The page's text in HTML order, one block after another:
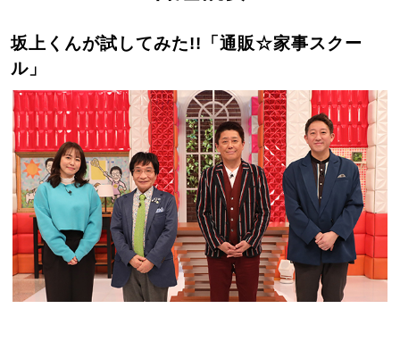
坂上くんが試してみた!!「通販☆家事スクー
ル」